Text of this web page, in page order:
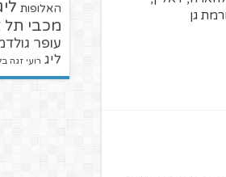
גן​
האלופות
מכבי תל
עופר
ליג רועי זגה